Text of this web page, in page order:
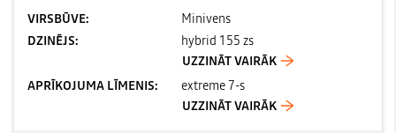
VIRSBŪVE:
Minivens
DZINĒJS:
hybrid 155 zs
UZZINĀT VAIRĀK
APRĪKOJUMA LĪMENIS:
extreme 7-s
UZZINĀT VAIRĀK